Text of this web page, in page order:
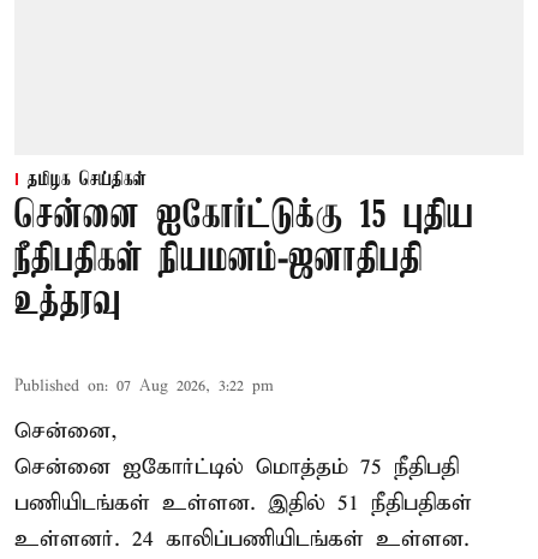
தமிழக செய்திகள்
சென்னை ஐகோர்ட்டுக்கு 15 புதிய
நீதிபதிகள் நியமனம்-ஜனாதிபதி
உத்தரவு
Published on: 07 Aug 2026, 3:22 pm
சென்னை,
சென்னை ஐகோர்ட்டில் மொத்தம் 75 நீதிபதி
பணியிடங்கள் உள்ளன. இதில் 51 நீதிபதிகள்
உள்ளனர். 24 காலிப்பணியிடங்கள் உள்ளன.